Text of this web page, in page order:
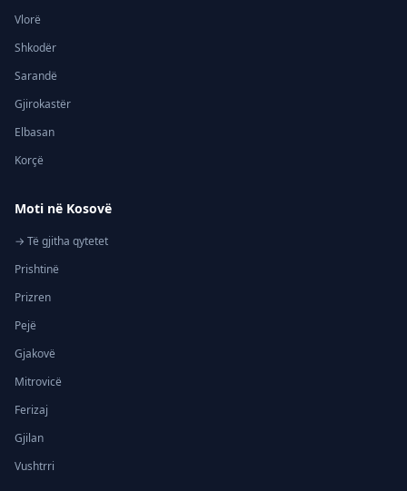
Vlorë
Shkodër
Sarandë
Gjirokastër
Elbasan
Korçë
Moti në Kosovë
→ Të gjitha qytetet
Prishtinë
Prizren
Pejë
Gjakovë
Mitrovicë
Ferizaj
Gjilan
Vushtrri